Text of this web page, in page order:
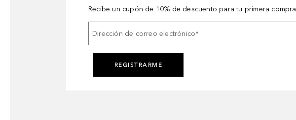
Recibe un cupón de 10% de descuento para tu primera compra
Dirección de correo electrónico*
REGISTRARME